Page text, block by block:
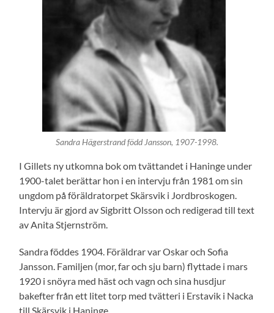
Sandra Hägerstrand född Jansson, 1907-1998.
I Gillets ny utkomna bok om tvättandet i Haninge under
1900-talet berättar hon i en intervju från 1981 om sin
ungdom på föräldratorpet Skärsvik i Jordbroskogen.
Intervju är gjord av Sigbritt Olsson och redigerad till text
av Anita Stjernström.
Sandra föddes 1904. Föräldrar var Oskar och Sofia
Jansson. Familjen (mor, far och sju barn) flyttade i mars
1920 i snöyra med häst och vagn och sina husdjur
bakefter från ett litet torp med tvätteri i Erstavik i Nacka
till Skärsvik i Haninge.